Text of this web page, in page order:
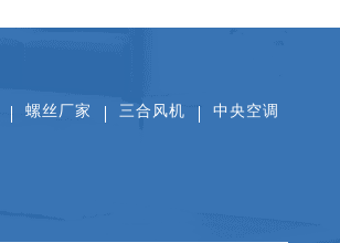
螺丝厂家 三合风机
中央空调